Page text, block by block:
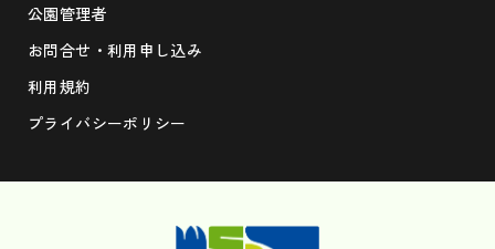
公園管理者
お問合せ・利用申し込み
利用規約
プライバシーポリシー